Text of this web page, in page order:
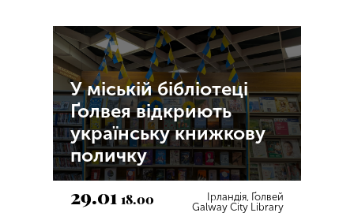
У міській бібліотеці
Ґолвея відкриють
українську книжкову
поличку
29.0118.00
Ірландія, Ґолвей
Galway City Library